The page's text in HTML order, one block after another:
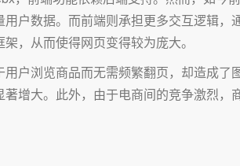
户数据。而前端则承担更多交互逻辑，
，从而使得网页变得较为庞大。
户浏览商品而无需频繁翻页，却造成了
增大。此外，由于电商间的竞争激烈，